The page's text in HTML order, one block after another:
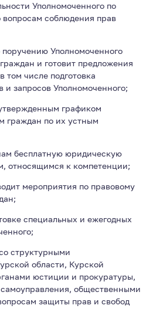
Уполномоченного по
вопросам соблюдения прав
поручению Уполномоченного
и готовит предложения
том числе подготовка
и запросов Уполномоченного;
графиком
граждан по их устным
бесплатную юридическую
относящимся к компетенции;
мероприятия по правовому
специальных и ежегодных
структурными
области, Курской
юстиции и прокуратуры,
общественными
защиты прав и свобод